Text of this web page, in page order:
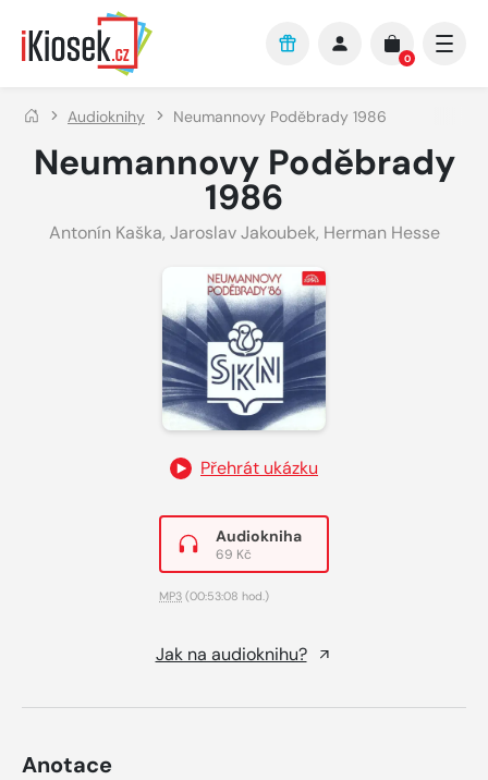
Přejít na hlavní obsah
0
Audioknihy Neumannovy Poděbrady 1986
Neumannovy Poděbrady
1986
Antonín Kaška, Jaroslav Jakoubek, Herman Hesse
Přehrát ukázku
Audiokniha
69 Kč
MP3 (00:53:08 hod.)
Jak na audioknihu?
Anotace